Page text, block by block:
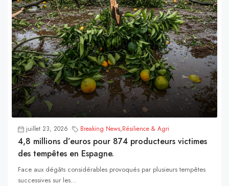
juillet 23, 2026 Breaking News,Résilience & Agri
4,8 millions d’euros pour 874 producteurs victimes
des tempêtes en Espagne.
Face aux dégâts considérables provoqués par plusieurs tempêtes
successives sur les...